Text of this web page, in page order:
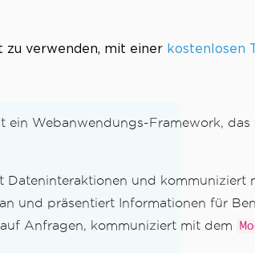
zu verwenden, mit einer kostenlosen
ein Webanwendungs-Framework,
und kommuniziert
und präsentiert Informationen für
Anfragen, kommuniziert mit dem